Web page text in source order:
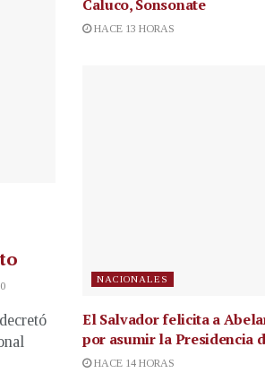
0
Caluco, Sonsonate
HACE 13 HORAS
NACIONALES
El Salvador felicita a
por asumir la Presidencia
HACE 14 HORAS